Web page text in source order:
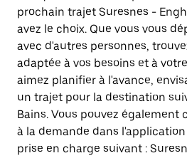
prochain trajet Suresnes -
avez le choix. Que vous vous
avec d'autres personnes,
adaptée à vos besoins et à
aimez planifier à l'avance,
un trajet pour la destination
Bains. Vous pouvez
à la demande dans
prise en charge suivant :